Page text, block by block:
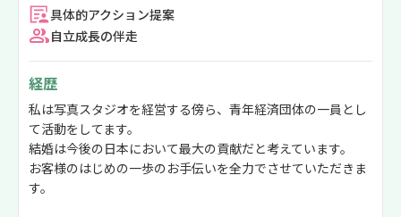
具体的アクション提案
自立成長の伴走
経歴
私は写真スタジオを経営する傍ら、青年経済団体の一員とし
て活動をしてます。
結婚は今後の日本において最大の貢献だと考えています。
お客様のはじめの一歩のお手伝いを全力でさせていただきま
す。